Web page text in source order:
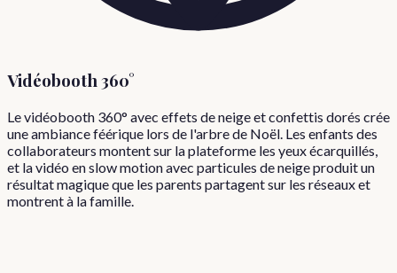
Vidéobooth 360°
Le vidéobooth 360° avec effets de neige et confettis dorés crée
une ambiance féérique lors de l'arbre de Noël. Les enfants des
collaborateurs montent sur la plateforme les yeux écarquillés,
et la vidéo en slow motion avec particules de neige produit un
résultat magique que les parents partagent sur les réseaux et
montrent à la famille.